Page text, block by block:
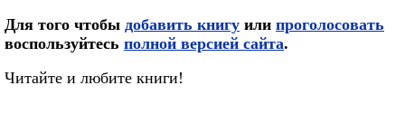
Для того чтобы добавить книгу или проголосовать
воспользуйтесь полной версией сайта.
Читайте и любите книги!